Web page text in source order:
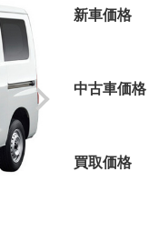
新車価格
中古車価格
買取価格